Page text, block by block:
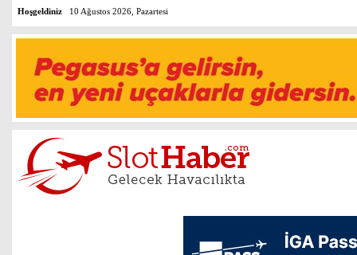
Hoşgeldiniz 10 Ağustos 2026, Pazartesi